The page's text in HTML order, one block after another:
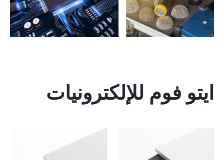
ايتو فوم للإلكترونيات